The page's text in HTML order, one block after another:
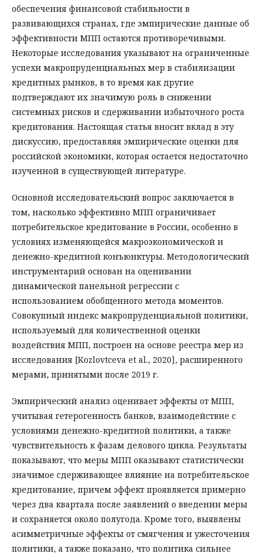
обеспечения финансовой стабильности в
развивающихся странах, где эмпирические данные об
эффективности МПП остаются противоречивыми.
Некоторые исследования указывают на ограниченные
успехи макропруденциальных мер в стабилизации
кредитных рынков, в то время как другие
подтверждают их значимую роль в снижении
системных рисков и сдерживании избыточного роста
кредитования. Настоя­щая статья вносит вклад в эту
дискуссию, предоставляя эмпирические оценки для
российской экономики, которая остается недостаточно
изученной в существующей литературе.
Основной исследовательский вопрос заключается в
том, насколько эффективно МПП ограничивает
потребительское кредитование в России, особенно в
условиях изменяющейся макроэкономической и
денежно-кредитной конъюнктуры. Методологический
инструментарий основан на оценивании
динамической панельной регрессии с
использованием обобщенного метода моментов.
Совокупный индекс макропруденциальной политики,
используемый для количественной оценки
воздействия МПП, построен на основе реестра мер из
исследования [Kozlovtсeva et al., 2020], расширенного
мерами, принятыми после 2019 г.
Эмпирический анализ оценивает эффекты от МПП,
учитывая гетерогенность банков, взаимодействие с
условиями денежно-кредитной политики, а также
чувствительность к фазам делового цикла. Результаты
показывают, что меры МПП оказывают статистически
значимое сдерживающее влияние на потребительское
кредитование, причем эффект проявляется примерно
через два квартала после заявлений о введении меры
и сохраняется около полугода. Кроме того, выявлены
асимметричные эффекты от смягчения и ужесточения
политики, а также показано, что политика сильнее